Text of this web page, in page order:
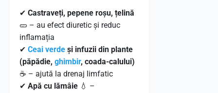
✔ Castraveți, pepene roșu, țelină
🥒 – au efect diuretic și reduc
inflamația
✔ Ceai verde și infuzii din plante
(păpădie, ghimbir, coada-calului)
☕ – ajută la drenaj limfatic
✔ Apă cu lămâie 💧 –